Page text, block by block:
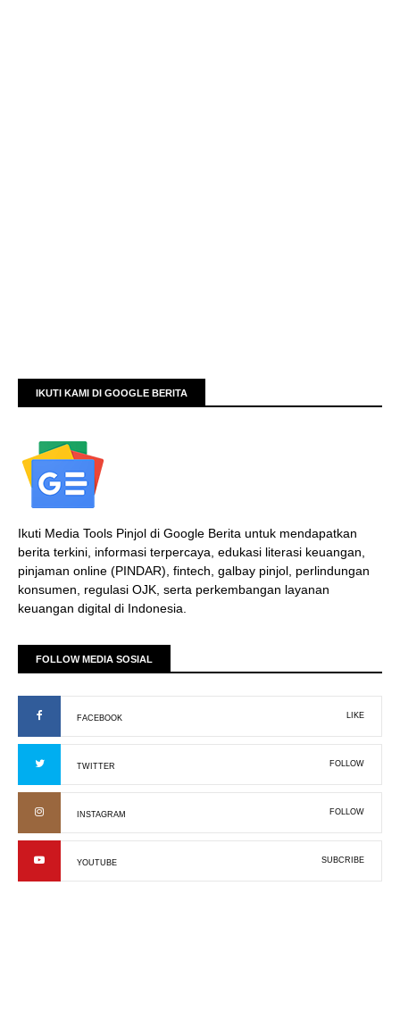
IKUTI KAMI DI GOOGLE BERITA
Ikuti Media Tools Pinjol di Google Berita untuk mendapatkan
berita terkini, informasi terpercaya, edukasi literasi keuangan,
pinjaman online (PINDAR), fintech, galbay pinjol, perlindungan
konsumen, regulasi OJK, serta perkembangan layanan
keuangan digital di Indonesia.
FOLLOW MEDIA SOSIAL
FACEBOOK LIKE
TWITTER FOLLOW
INSTAGRAM FOLLOW
YOUTUBE SUBCRIBE